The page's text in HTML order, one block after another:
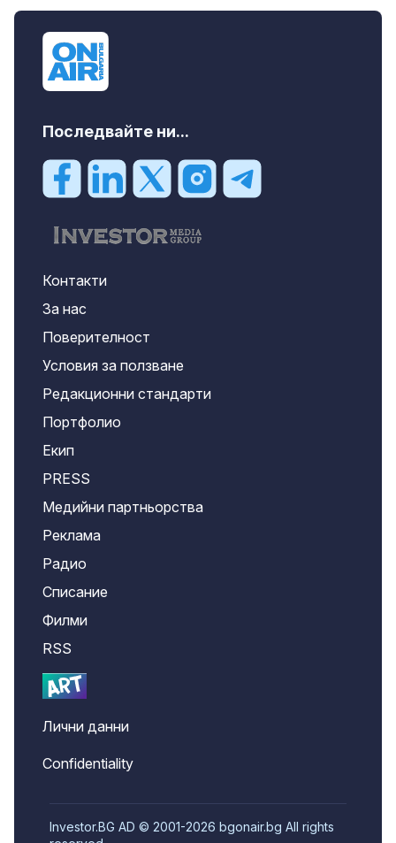
Последвайте ни...
Контакти
За нас
Поверителност
Условия за ползване
Редакционни стандарти
Портфолио
Екип
PRESS
Медийни партньорства
Реклама
Радио
Списание
Филми
RSS
Лични данни
Confidentiality
Investor.BG AD © 2001-2026 bgonair.bg All rights